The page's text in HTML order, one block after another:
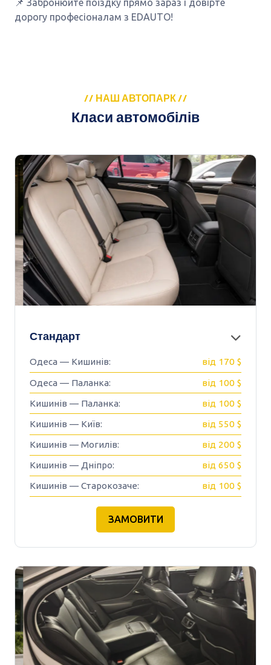
📌 Забронюйте поїздку прямо зараз і довірте
дорогу професіоналам з EDAUTO!
// НАШ АВТОПАРК //
Класи автомобілів
Стандарт
Одеса — Кишинів: від 170 $
Одеса — Паланка: від 100 $
Кишинів — Паланка: від 100 $
Кишинів — Київ: від 550 $
Кишинів — Могилів: від 200 $
Кишинів — Дніпро: від 650 $
Кишинів — Старокозаче: від 100 $
ЗАМОВИТИ